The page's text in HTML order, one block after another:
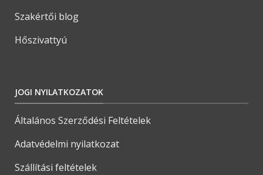
Szakértői blog
Hőszivattyú
JOGI NYILATKOZATOK
Általános Szerződési Feltételek
Adatvédelmi nyilatkozat
Szállítási feltételek